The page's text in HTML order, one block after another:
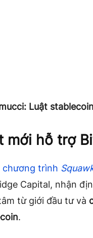
Luật
mới hỗ trợ
chương trình
Capital, nhận
từ giới đầu tư và
.